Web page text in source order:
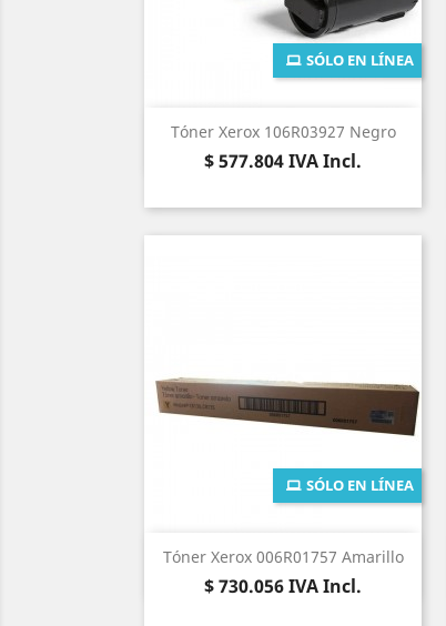
Tóner Xerox 106R03927 Negro
Precio
$ 577.804IVA Incl.
SÓLO EN LÍNEA
Vista rápida
Tóner Xerox 006R01757 Amarillo
Precio
$ 730.056IVA Incl.
SÓLO EN LÍNEA
Vista rápida